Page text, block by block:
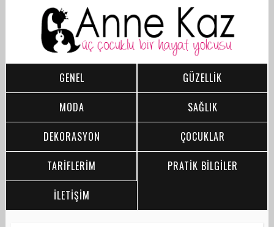
GENEL
GÜZELLİK
MODA
SAĞLIK
DEKORASYON
ÇOCUKLAR
TARİFLERİM
PRATİK BİLGİLER
İLETİŞİM